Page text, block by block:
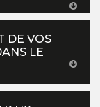
DE VOS
LE